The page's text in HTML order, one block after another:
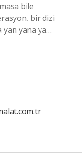
bile
bir dizi
yan yana ya…